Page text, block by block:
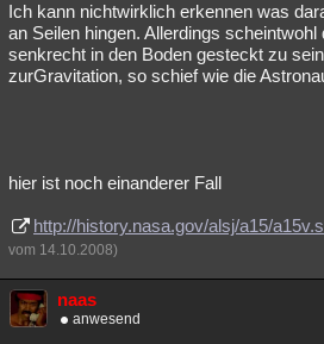
Ich kann nichtwirklich erkennen was
an Seilen hingen. Allerdings
senkrecht in den Boden gesteckt zu
zurGravitation, so schief wie die
hier ist noch einanderer Fall
http://history.nasa.gov/alsj/a15/
vom 14.10.2008)
naas
anwesend